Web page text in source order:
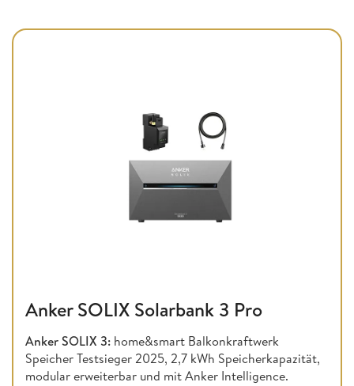
Anker SOLIX Solarbank 3 Pro
Anker SOLIX 3: home&smart Balkonkraftwerk
Speicher Testsieger 2025, 2,7 kWh Speicherkapazität,
modular erweiterbar und mit Anker Intelligence.